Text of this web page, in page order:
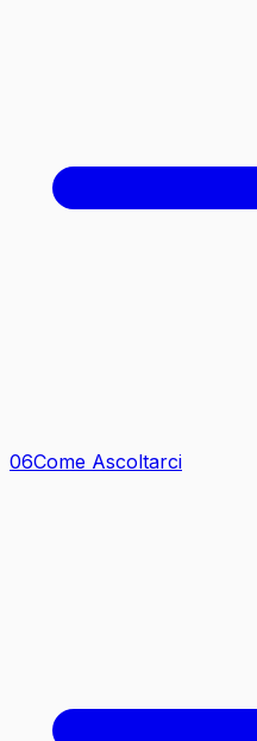
06Come Ascoltarci